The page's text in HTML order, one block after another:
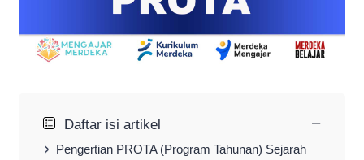
Daftar isi artikel −
Pengertian PROTA (Program Tahunan) Sejarah